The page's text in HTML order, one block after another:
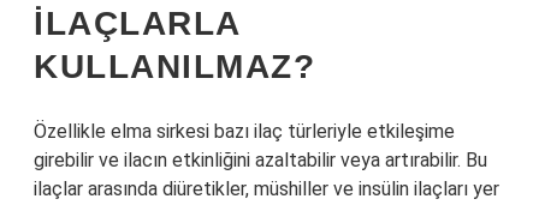
ILAÇLARLA
KULLANILMAZ?
Özellikle elma sirkesi bazı ilaç türleriyle etkileşime
girebilir ve ilacın etkinliğini azaltabilir veya artırabilir. Bu
ilaçlar arasında diüretikler, müshiller ve insülin ilaçları yer